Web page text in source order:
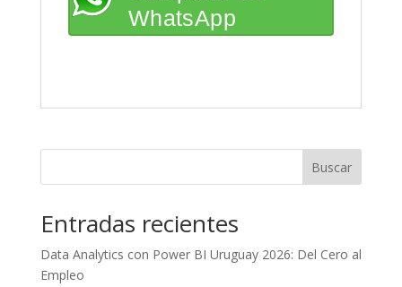
WhatsApp
Buscar
Entradas recientes
Data Analytics con Power BI Uruguay 2026: Del Cero al
Empleo